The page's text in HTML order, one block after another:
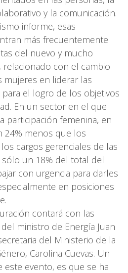
y la comunicación.
informe, esas
más frecuentemente
del nuevo y mucho
relacionado con el cambio
mujeres en liderar las
para el logro de los objetivos
En un sector en el que
participación femenina, en
24% menos que los
cargos gerenciales de las
un 18% del total del
con urgencia para darles
en posiciones
contará con las
ministro de Energía Juan
del Ministerio de la
Carolina Cuevas. Un
evento, es que se ha